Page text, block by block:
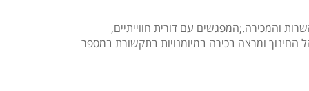
והמכירה.;המפגשים עם דורית חווייתיים,
החינוך ומרצה בכירה במיומנויות בתקשורת במספר